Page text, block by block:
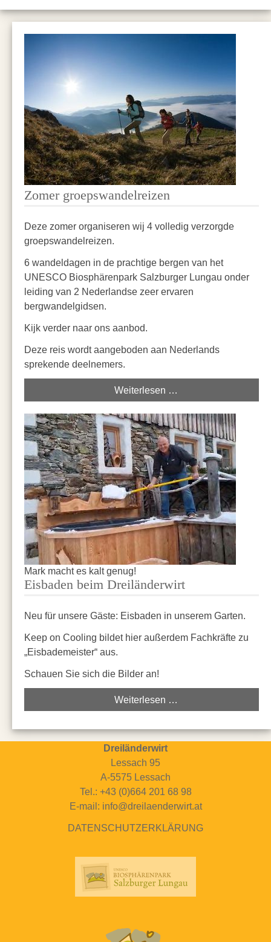
Zomer groepswandelreizen
Deze zomer organiseren wij 4 volledig verzorgde
groepswandelreizen.
6 wandeldagen in de prachtige bergen van het
UNESCO Biosphärenpark Salzburger Lungau onder
leiding van 2 Nederlandse zeer ervaren
bergwandelgidsen.
Kijk verder naar ons aanbod.
Deze reis wordt aangeboden aan Nederlands
sprekende deelnemers.
Weiterlesen …
Mark macht es kalt genug!
Eisbaden beim Dreiländerwirt
Neu für unsere Gäste: Eisbaden in unserem Garten.
Keep on Cooling bildet hier außerdem Fachkräfte zu
„Eisbademeister“ aus.
Schauen Sie sich die Bilder an!
Weiterlesen …
Dreiländerwirt
Lessach 95
A-5575 Lessach
Tel.: +43 (0)664 201 68 98
E-mail: info@dreilaenderwirt.at
DATENSCHUTZERKLÄRUNG